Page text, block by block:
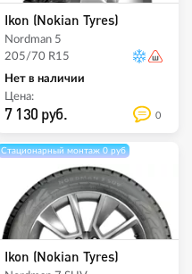
Ikon (Nokian Tyres)
Nordman 5
205/70 R15
Нет в наличии
Цена:
7 130 руб. 0
Стационарный монтаж 0 руб
Ikon (Nokian Tyres)